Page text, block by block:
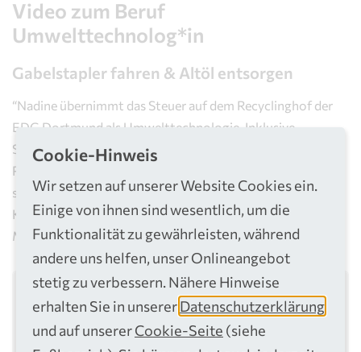
Video zum Beruf
Umwelttechnolog*in
Gabelstapler fahren & Altöl entsorgen
“Nadine übernimmt das Steuer auf dem Recyclinghof der
EDG Dortmund als Umwelttechnologie. Inklusive
Schadstoffannahme, Müllsortierung und dem Fahren von
Radlader und Gabelstapler. Gemeinsam mit Andrea lernt
sie, warum korrektes Entsorgen von Altöl, Lacken oder
Kühlschränken lebenswichtig ist – und wie Möbel über die
Möbelbörse ein zweites Leben bekommen.”
Dieser Inhalt ist nur sichtbar, wenn der/die
Besucher*in dem Cookie TypExterne Medien
Cookie-Hinweis
Wir setzen auf unserer Website Cookies ein.
Einige von ihnen sind wesentlich, um die
Funktionalität zu gewährleisten, während
andere uns helfen, unser Onlineangebot
stetig zu verbessern. Nähere Hinweise
erhalten Sie in unsererDatenschutzerklärung
und auf unsererCookie-Seite (siehe